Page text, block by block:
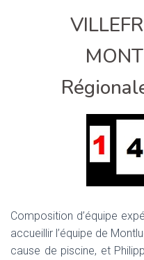
Composition d’équipe
accueillir l’équipe de
cause de piscine, et